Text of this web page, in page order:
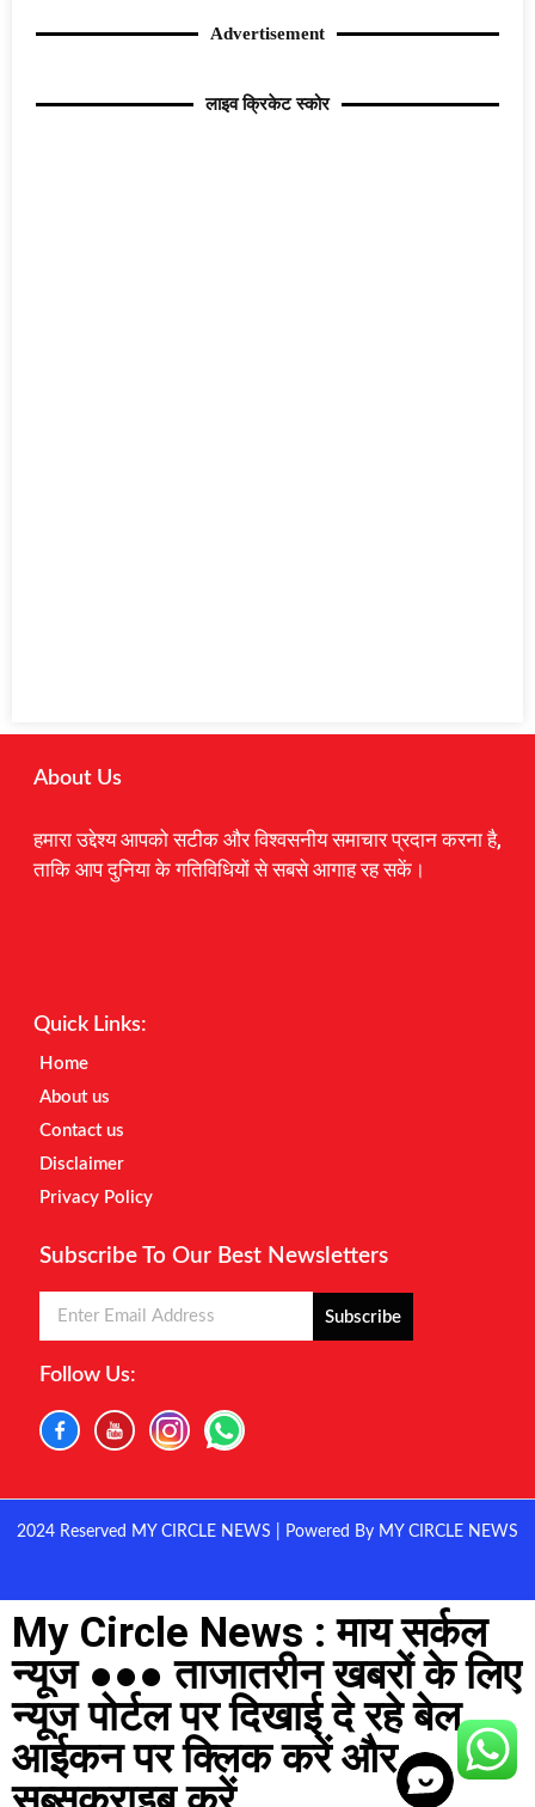
Advertisement
लाइव क्रिकेट स्कोर
About Us
हमारा उद्देश्य आपको सटीक और विश्वसनीय समाचार प्रदान करना है,
ताकि आप दुनिया के गतिविधियों से सबसे आगाह रह सकें।
Quick Links:
Home
About us
Contact us
Disclaimer
Privacy Policy
Subscribe To Our Best Newsletters
Subscribe
Follow Us:
2024 Reserved MY CIRCLE NEWS | Powered By MY CIRCLE NEWS
My Circle News : माय सर्कल
न्यूज ●●● ताजातरीन खबरों के लिए
न्यूज पोर्टल पर दिखाई दे रहे बेल
आईकन पर क्लिक करें और